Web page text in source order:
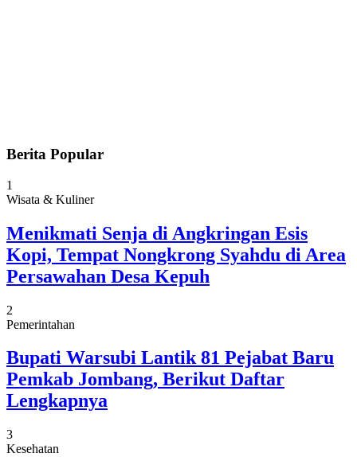
Berita Popular
1
Wisata & Kuliner
Menikmati Senja di Angkringan Esis
Kopi, Tempat Nongkrong Syahdu di Area
Persawahan Desa Kepuh
2
Pemerintahan
Bupati Warsubi Lantik 81 Pejabat Baru
Pemkab Jombang, Berikut Daftar
Lengkapnya
3
Kesehatan